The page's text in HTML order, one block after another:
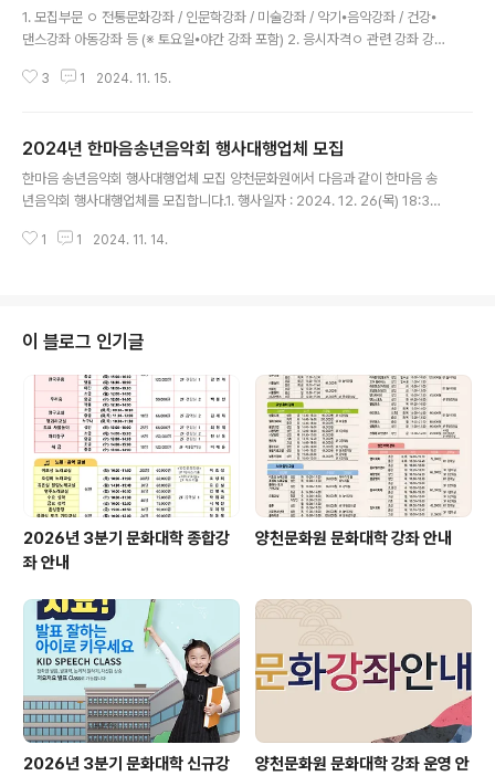
1. 모집부문 ㅇ 전통문화강좌 / 인문학강좌 / 미술강좌 / 악기⦁음악강좌 / 건강⦁
댄스강좌 아동강좌 등 (※ 토요일⦁야간 강좌 포함) 2. 응시자격ㅇ 관련 강좌 강사
대사항 ㅇ 공신력 있는 기관에서 관련 분야와 관련하여 3년 이상 활동 경험이
개설일정ㅇ 강의기간 : 협의ㅇ 장소 : 서울 양천구 목동남로 106, 양천문화원5.
원서접수 및 심사 방법 ㅇ 서류 접수 ㅇ 접수방법 : 접수 이메일 주소: 265153
00@hanmail.net - 양천문화원 홈페이지(www.양천문..
3 1 2024. 11. 15.
2024년 한마음송년음악회 행사대행업체 모집
한마음 송년음악회 행사대행업체 모집 양천문화원에서 다음과 같이 한마음 송
년음악회 행사대행업체를 모집합니다.1. 행사일자 : 2024. 12. 26(목) 18:30
0 ~ 22.(금) 18:00까지4. 응모부문 : 한마음 송년음악회 행사대행5. 응모자
차질 없이 공급 가능한 사업자6. 행사금액 : ￦ 29,000,000원(부가세 포함)
○ 출연자⦁LED 무대⦁음악회 관련 비품 및 관련 ..
1 1 2024. 11. 14.
이 블로그 인기글
2026년 3분기 문화대학 종합강
좌 안내
양천문화원 문화대학 강좌 안내
2026년 3분기 문화대학 신규강
양천문화원 문화대학 강좌 운영 안